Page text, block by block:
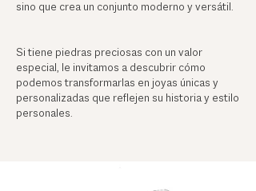
sino que crea un conjunto moderno y versátil.
Si tiene piedras preciosas con un valor
especial, le invitamos a descubrir cómo
podemos transformarlas en joyas únicas y
personalizadas que reflejen su historia y estilo
personales.